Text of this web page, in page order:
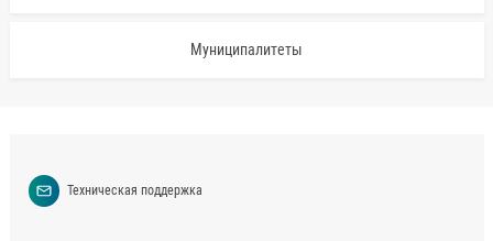
Муниципалитеты
Техническая поддержка